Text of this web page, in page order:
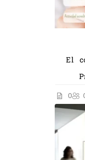
El
0